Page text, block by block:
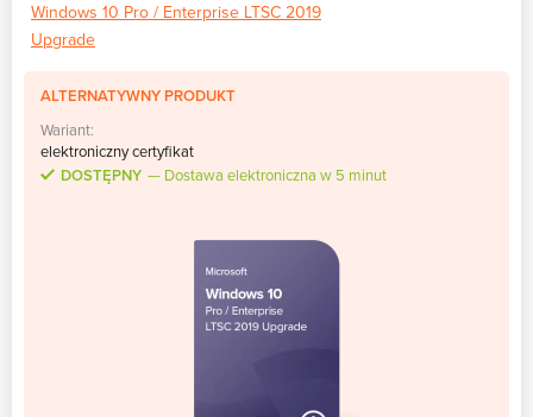
Windows 10 Pro / Enterprise LTSC 2019
Upgrade
ALTERNATYWNY PRODUKT
Wariant:
elektroniczny certyfikat
DOSTĘPNY
Dostawa elektroniczna w 5 minut